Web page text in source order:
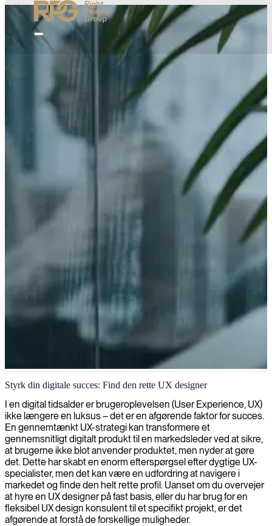
UX design og research
Vi tilbyder ekspert UX-designere, der kombinerer kreativitet og
teknisk ekspertise for at skabe intuitive, brugercentrerede digitale
oplevelser, der øger tilfredsheden og driver forretningsmæssige
resultater.
Styrk din digitale succes: Find den rette UX designer
I en digital tidsalder er brugeroplevelsen (User Experience, UX)
ikke længere en luksus – det er en afgørende faktor for succes.
En gennemtænkt UX-strategi kan transformere et
gennemsnitligt digitalt produkt til en markedsleder ved at sikre,
at brugerne ikke blot anvender produktet, men nyder at gøre
det. Dette har skabt en enorm efterspørgsel efter dygtige UX-
specialister, men det kan være en udfordring at navigere i
markedet og finde den helt rette profil. Uanset om du overvejer
at hyre en UX designer på fast basis, eller du har brug for en
fleksibel UX design konsulent til et specifikt projekt, er det
afgørende at forstå de forskellige muligheder.